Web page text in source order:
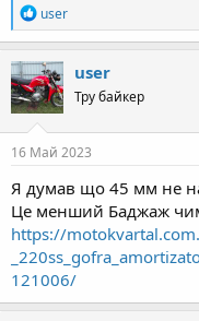
R
e
a
c
t
i
o
n
s
user
user
Тру байкер
16 Май 2023
Я думав що 45 мм не
Це менший Баджаж
https://
121006/